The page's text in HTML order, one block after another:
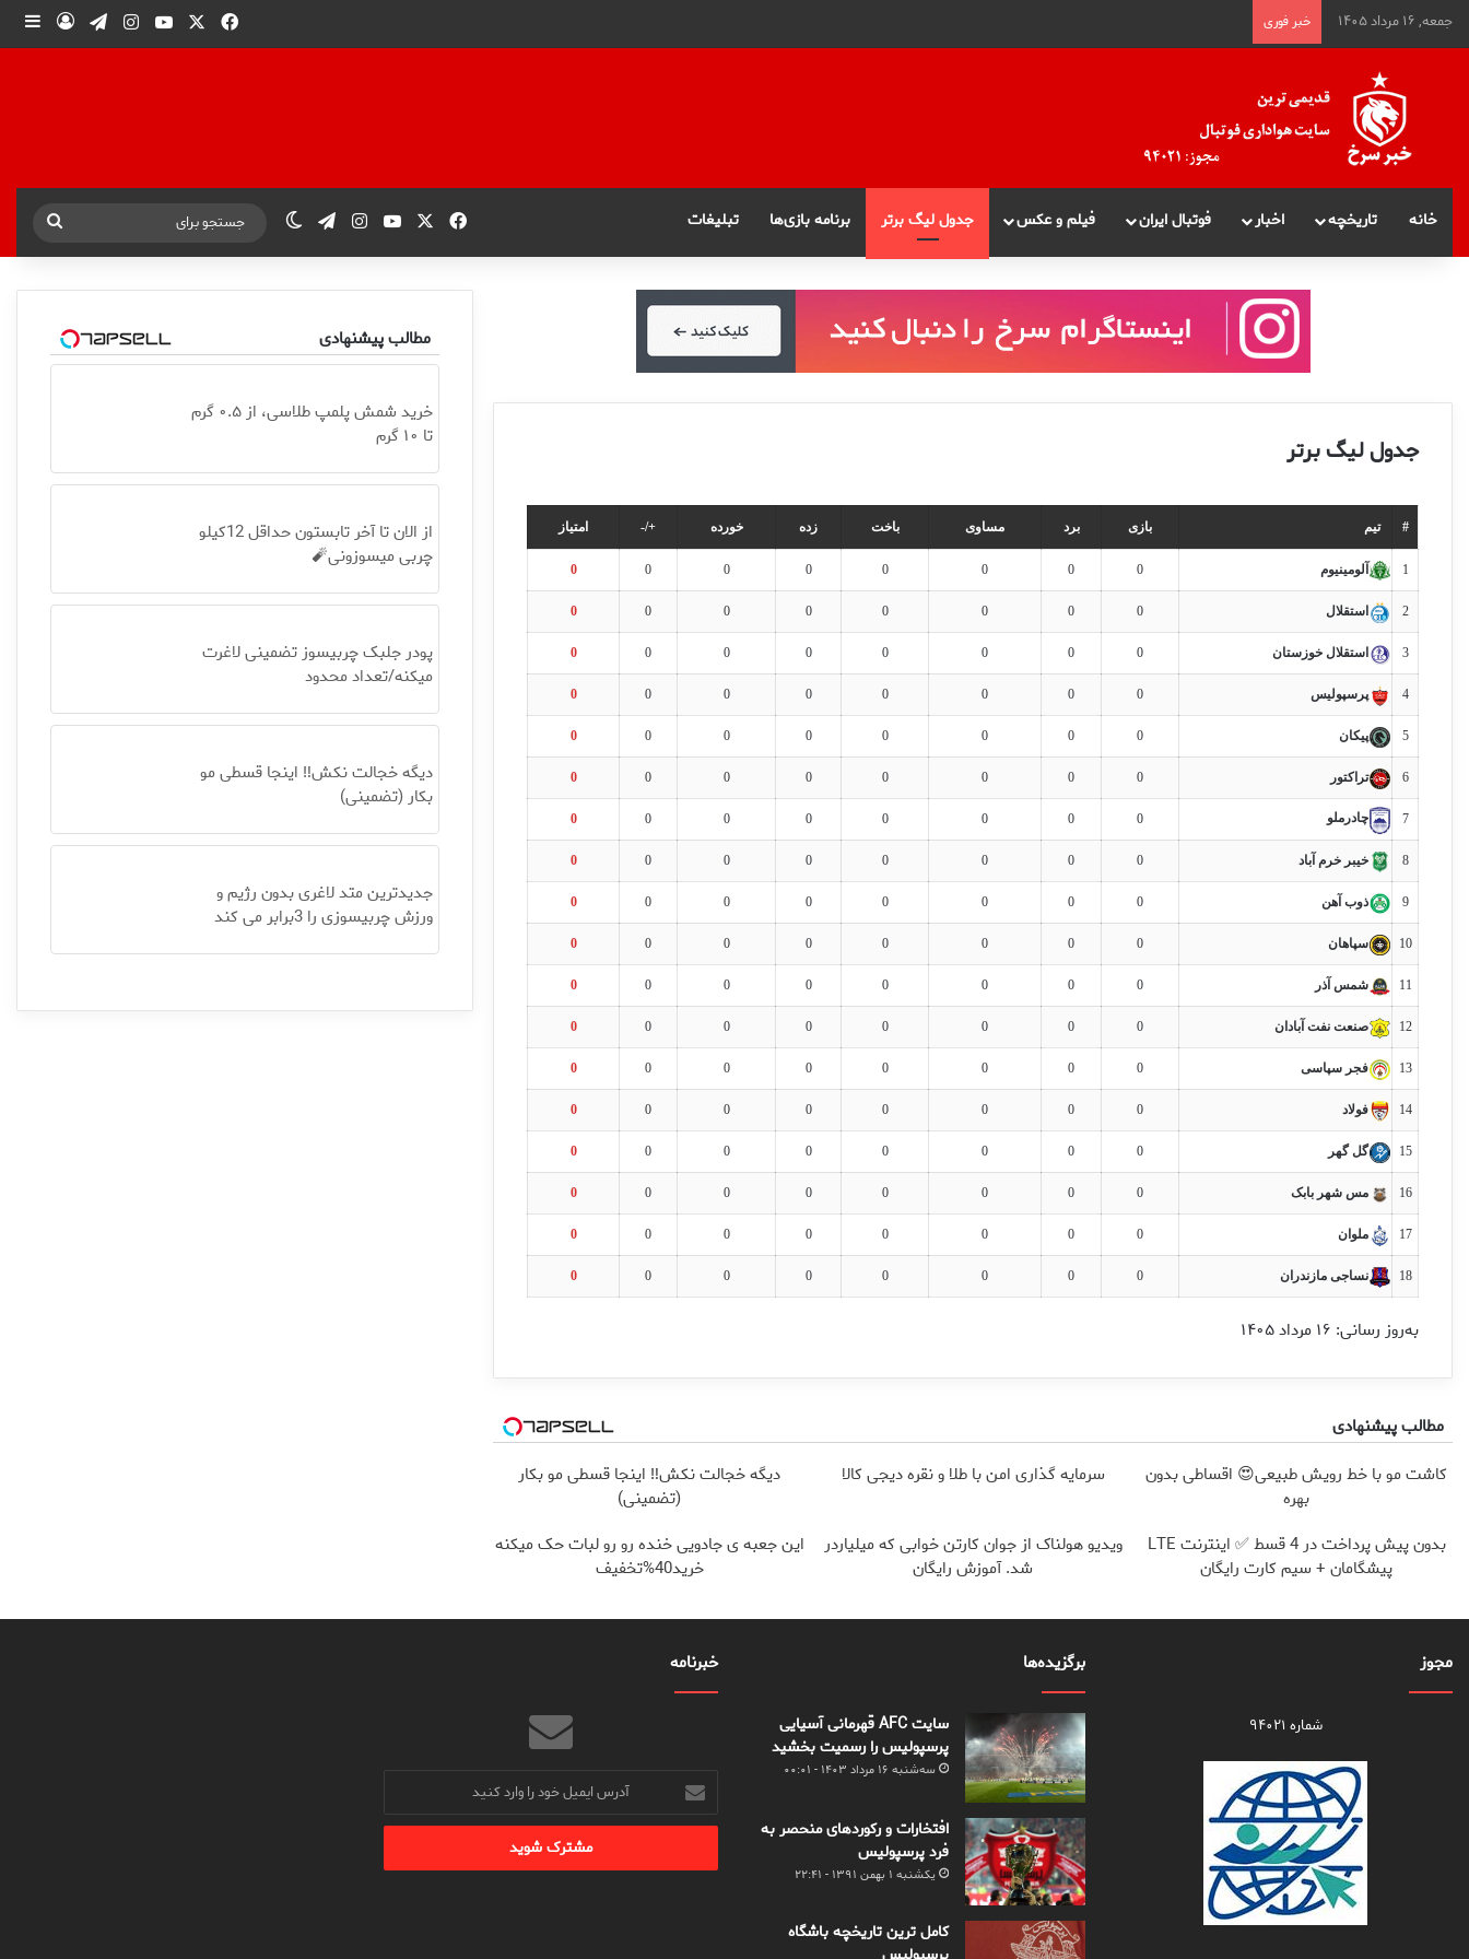
جمعه, ۱۶ مرداد ۱۴۰۵ خبر فوری فیس بوکیوتیوباینستاگرام
تلگرامورود
خانه تاریخچه اخبار فوتبال ایران فیلم و عکس جدول لیگ برتر برنامه بازی‌ها تبلیغات فیس بوکیوتیوباینستاگرام
تلگرامتغییر پوسته
جستجو
برای
جدول لیگ برتر
# تیم بازی برد مساوی باخت زده خورده +/- امتیاز
1 آلومینیوم 0
0
0
0
0
0
0
0
2 استقلال 0
0
0
0
0
0
0
0
3 استقلال خوزستان 0
0
0
0
0
0
0
0
4 پرسپولیس 0
0
0
0
0
0
0
0
5 پیکان 0
0
0
0
0
0
0
0
6 تراکتور 0
0
0
0
0
0
0
0
7 چادرملو 0
0
0
0
0
0
0
0
8 خیبر خرم آباد 0
0
0
0
0
0
0
0
9 ذوب آهن 0
0
0
0
0
0
0
0
10 سپاهان 0
0
0
0
0
0
0
0
11 شمس آذر 0
0
0
0
0
0
0
0
12 صنعت نفت آبادان 0
0
0
0
0
0
0
0
13 فجر سپاسی 0
0
0
0
0
0
0
0
14 فولاد 0
0
0
0
0
0
0
0
15 گل گهر 0
0
0
0
0
0
0
0
16 مس شهر بابک 0
0
0
0
0
0
0
0
17 ملوان 0
0
0
0
0
0
0
0
18 نساجی مازندران 0
0
0
0
0
0
0
0
به‌روز رسانی: ۱۶ مرداد ۱۴۰۵
مطالب پیشنهادی
کاشت مو با خط رویش طبیعی😍 اقساطی بدون
بهره
سرمایه گذاری امن با طلا و نقره دیجی کالا
دیگه خجالت نکش‼️ اینجا قسطی مو بکار
(تضمینی)
بدون پیش پرداخت در 4 قسط ✅ اینترنت LTE
پیشگامان + سیم کارت رایگان
ویدیو هولناک از جوان کارتن خوابی که میلیاردر
شد. آموزش رایگان
این جعبه ی جادویی خنده رو رو لبات حک میکنه
خرید40%تخفیف
مطالب پیشنهادی
خرید شمش پلمپ طلاسی، از ۰.۵ گرم
تا ۱۰ گرم
از الان تا آخر تابستون حداقل 12کیلو
چربی میسوزونی🧨
پودر جلبک چربیسوز تضمینی لاغرت
میکنه/تعداد محدود
دیگه خجالت نکش‼️ اینجا قسطی مو
بکار (تضمینی)
جدیدترین متد لاغری بدون رژیم و
ورزش چربیسوزی را 3برابر می کند
مجوز
شماره ۹۴۰۲۱
برگزیده‌ها
سایت AFC قهرمانی آسیایی
پرسپولیس را رسمیت بخشید
سه‌شنبه ۱۶ مرداد ۱۴۰۳ - ۰۰:۰۱
افتخارات و رکوردهای منحصر به
فرد پرسپولیس
یکشنبه ۱ بهمن ۱۳۹۱ - ۲۲:۴۱
کامل ترین تاریخچه باشگاه
خبرنامه
آدرس
ایمیل
خود
وارد